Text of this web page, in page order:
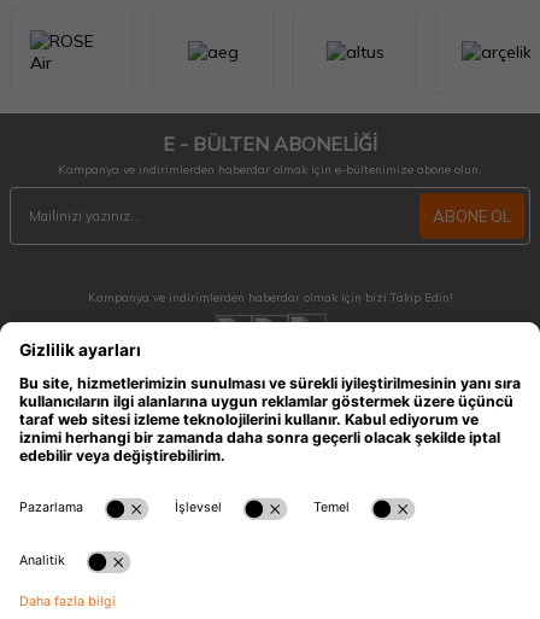
E - BÜLTEN ABONELİĞİ
Kampanya ve indirimlerden haberdar olmak için e-bültenimize abone olun.
ABONE OL
Kampanya ve indirimlerden haberdar olmak için bizi Takip Edin!
MÜŞTERİ HİZMETLERİ
Hafta içi 09:30 - 18:30 / Hafta sonu 10:00 - 17:00 arası merak ettiğiniz tüm sorular ve
siparişleriniz için ulaşabilirsiniz.
ÖNEMLİ BİLGİLER
HIZLI ERİŞİM